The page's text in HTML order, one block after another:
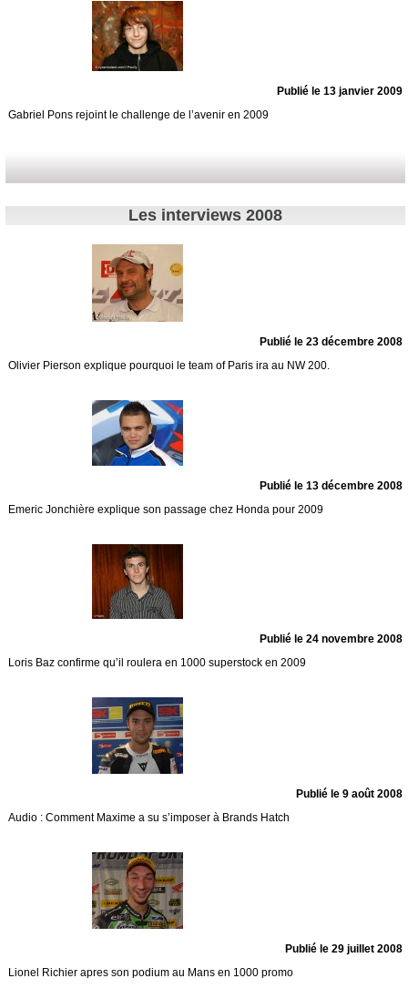
Publié le 13 janvier 2009
Gabriel Pons rejoint le challenge de l’avenir en 2009
Les interviews 2008
Publié le 23 décembre 2008
Olivier Pierson explique pourquoi le team of Paris ira au NW 200.
Publié le 13 décembre 2008
Emeric Jonchière explique son passage chez Honda pour 2009
Publié le 24 novembre 2008
Loris Baz confirme qu’il roulera en 1000 superstock en 2009
Publié le 9 août 2008
Audio : Comment Maxime a su s’imposer à Brands Hatch
Publié le 29 juillet 2008
Lionel Richier apres son podium au Mans en 1000 promo